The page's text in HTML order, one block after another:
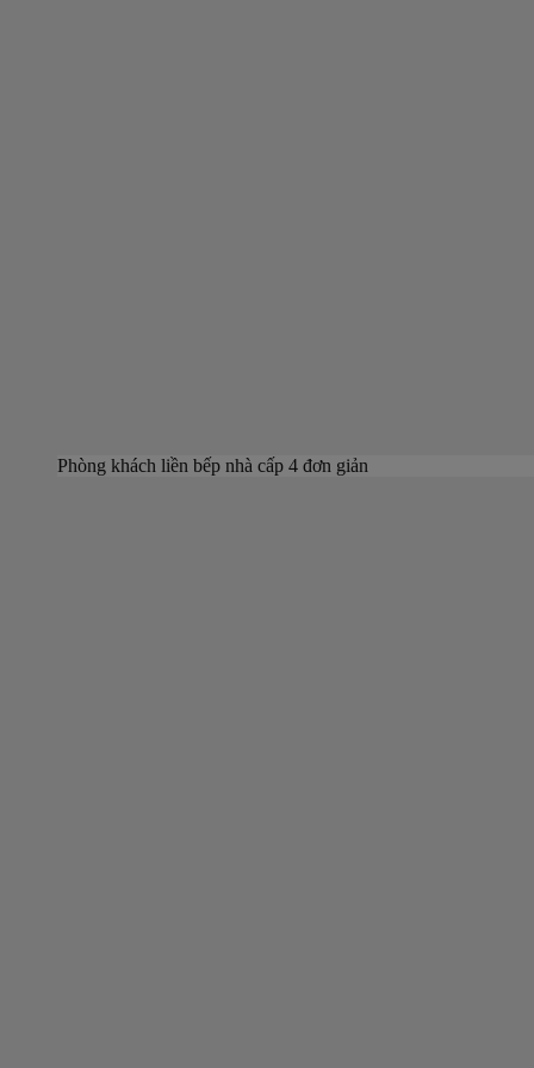
Phòng khách liền bếp nhà cấp 4 đơn giản